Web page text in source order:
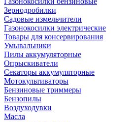
Зернодробилки
Садовые измельчители
Газонокосилки электрические
Товары для консервирования
Умывальники
Пилы аккумуляторные
Опрыскиватели
Секаторы аккумуляторные
Мотокультиваторы
Бензиновые триммеры
Бензопилы
Воздуходувки
Масла